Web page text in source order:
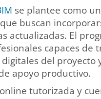
se plantee como
buscan
actualizadas. El
capaces de
del proyecto
apoyo productivo.
tutorizada y